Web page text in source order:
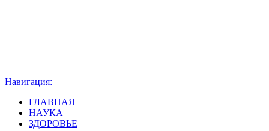
Навигация:
ГЛАВНАЯ
НАУКА
ЗДОРОВЬЕ